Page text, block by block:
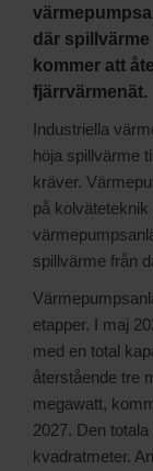
där
kommer att
fjärrvärmenät.
Industriella
höja spillvärme
kräver.
på
spillvärme från
etapper. I maj
med en total
återstående tre
megawatt,
2027. Den
kvadratmeter.